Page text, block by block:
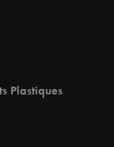
Plastiques